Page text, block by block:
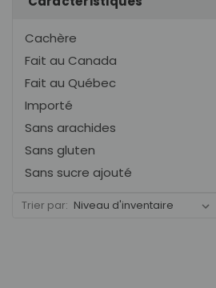
Cachère
Fait au Canada
Fait au Québec
Importé
Sans arachides
Sans gluten
Sans sucre ajouté
Trier par: